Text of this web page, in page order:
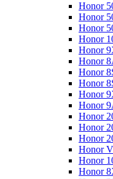
Honor
Honor
Honor
Honor
Honor
Honor
Honor
Honor
Honor
Honor
Honor
Honor
Honor
Honor
Honor
Honor